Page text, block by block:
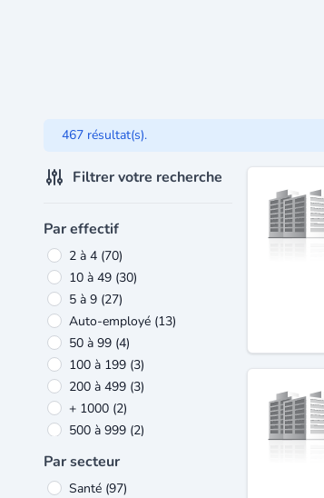
467 résultat(s).
Filtrer votre recherche
Par effectif
2 à 4 (70)
10 à 49 (30)
5 à 9 (27)
Auto-employé (13)
50 à 99 (4)
100 à 199 (3)
200 à 499 (3)
+ 1000 (2)
500 à 999 (2)
Par secteur
Santé (97)